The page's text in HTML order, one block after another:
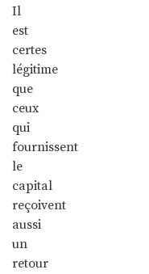
Il
est
certes
légitime
que
ceux
qui
fournissent
le
capital
reçoivent
aussi
un
retour